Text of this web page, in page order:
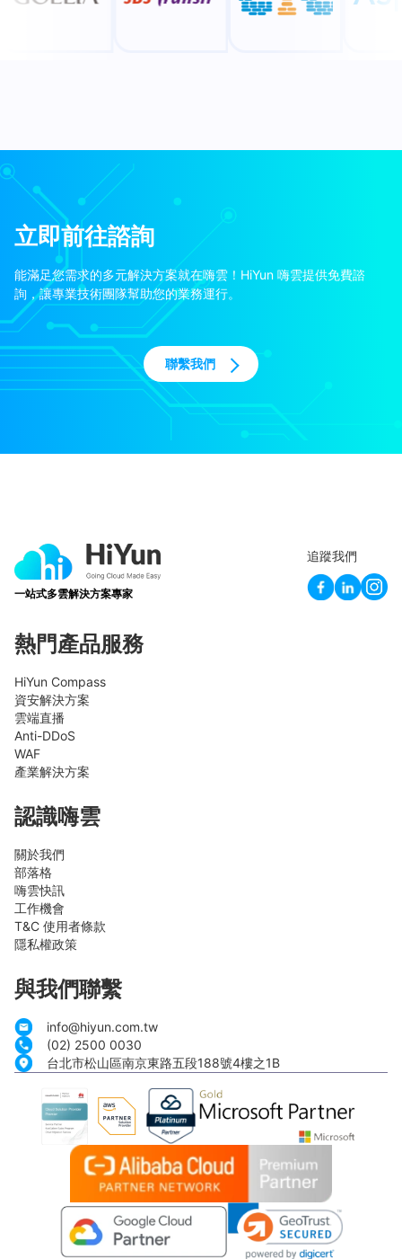
立即前往諮詢
能滿足您需求的多元解決方案就在嗨雲！HiYun 嗨雲提供免費諮
詢，讓專業技術團隊幫助您的業務運行。
聯繫我們
一站式多雲解決方案專家
追蹤我們
熱門產品服務
HiYun Compass
資安解決方案
雲端直播
Anti-DDoS
WAF
產業解決方案
認識嗨雲
關於我們
部落格
嗨雲快訊
工作機會
T&C 使用者條款
隱私權政策
與我們聯繫
info@hiyun.com.tw
(02) 2500 0030
台北市松山區南京東路五段188號4樓之1B